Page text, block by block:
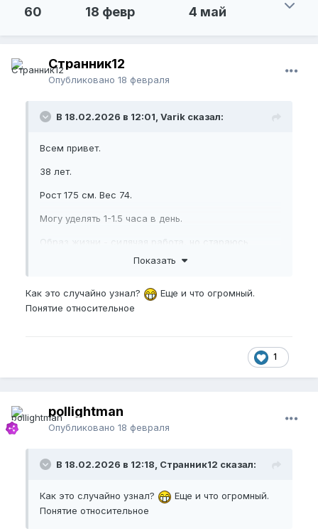
60 18 февр 4 май
Странник12
Опубликовано 18 февраля
В 18.02.2026 в 12:01, Varik сказал:
Всем привет.
38 лет.
Рост 175 см. Вес 74.
Могу уделять 1-1.5 часа в день.
Образ жизни - сидячая работа, но стараюсь
заниматься в зале 2 раза в неделю. Много хожу
Немного изогнут влево и головка вниз, из-за этого
как будто длина меньше и выглядит не эстетично.
порвал.
Эрекция ближе к твердой 6-7
Стоит ровно под 90 градусов к телу.
Показать
Как это случайно узнал?
Еще и что огромный.
Понятие относительное
1
pollightman
Опубликовано 18 февраля
В 18.02.2026 в 12:18, Странник12 сказал:
Как это случайно узнал?
Еще и что огромный.
Понятие относительное